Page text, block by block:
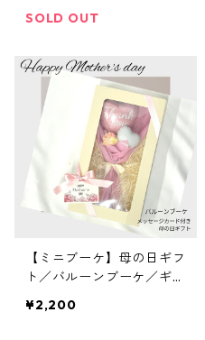
SOLD OUT
【ミニブーケ】母の日ギフ
ト／バルーンブーケ／ギフ
¥2,200